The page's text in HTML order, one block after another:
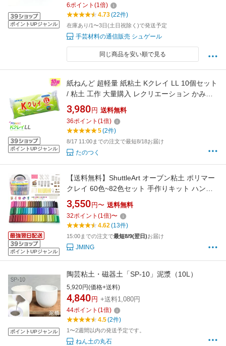
ポイントUPジャンル
6ポイント (1倍)
4.73(22件)
在庫あり/1〜3日(土日祝除く)で発送予定
手芸材料の通信販売 シュゲール
同じ商品を安い順で見る
ポイントUPジャンル
紙ねんど 超軽量 紙粘土 Kクレイ LL 10個セット
/ 粘土 工作 大量購入 レクリエーション かみね
んど イベント 粘土セット 軽量粘土 自由研究 小
学生 小学校 低学年 高学年 子供 子ども こども
男の子 女の子 男子 女子 大人 工作好き プレゼ
ント 工作グッズ 工作用品
3,980 円 送料無料
36ポイント (1倍)
5(2件)
8/17 11:00までの注文で最短8/18お届け
たのつく
ポイントUPジャンル
【送料無料】ShuttleArt オーブン粘土 ポリマー
クレイ 60色~82色セット 手作りキット ハンド
メイド ポリマー粘土キット 粘土ツール 手作り
アクセサリー クラフト用 収納ケース付き オー
ブン焼き DIY 子供 大人 初心者向けセット マニ
3,550 円〜 送料無料
32ポイント (1倍)〜
4.62(13件)
15:00までの注文で最短8/9(翌日)お届け
JMING
ポイントUPジャンル
陶芸粘土・磁器土「SP-10」泥漿（10L）
5,920円(価格+送料)
4,840 円 +送料1,080円
44ポイント (1倍)
4.5(2件)
1〜2週間以内の発送予定です。
ねん土の丸石